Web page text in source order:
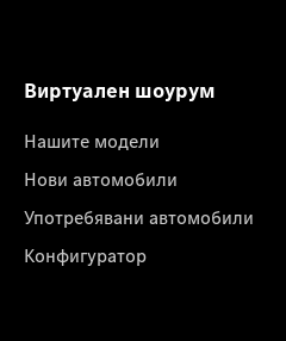
Виртуален шоурум
Нашите модели
Нови автомобили
Употребявани автомобили
Конфигуратор